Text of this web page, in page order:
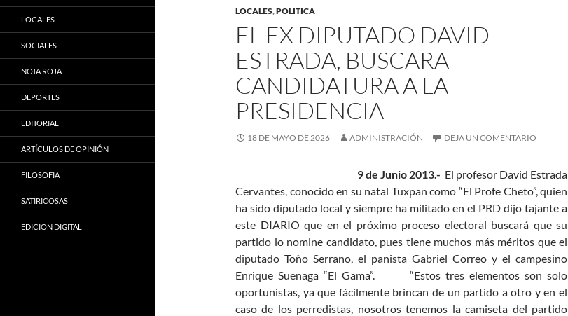
LOCALES,POLITICA
EL EX DIPUTADO DAVID
ESTRADA, BUSCARA
CANDIDATURA A LA
PRESIDENCIA
18 DE MAYO DE 2026 ADMINISTRACIÓN DEJA UN COMENTARIO
9 de Junio 2013.- El profesor David Estrada
Cervantes, conocido en su natal Tuxpan como “El Profe Cheto”, quien
ha sido diputado local y siempre ha militado en el PRD dijo tajante a
este DIARIO que en el próximo proceso electoral buscará que su
partido lo nomine candidato, pues tiene muchos más méritos que el
diputado Toño Serrano, el panista Gabriel Correo y el campesino
Enrique Suenaga “El Gama”. “Estos tres elementos son solo
oportunistas, ya que fácilmente brincan de un partido a otro y en el
caso de los perredistas, nosotros tenemos la camiseta del partido
LOCALES
SOCIALES
NOTA ROJA
DEPORTES
EDITORIAL
ARTÍCULOS DE OPINIÓN
FILOSOFIA
SATIRICOSAS
EDICION DIGITAL